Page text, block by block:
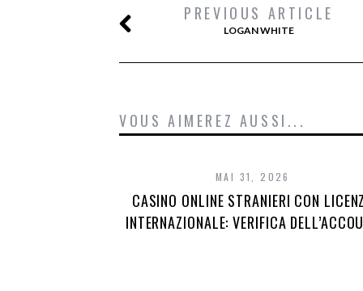
PREVIOUS ARTICLE
LOGAN WHITE
VOUS AIMEREZ AUSSI...
MAI 31, 2026
CASINO ONLINE STRANIERI CON
INTERNAZIONALE: VERIFICA